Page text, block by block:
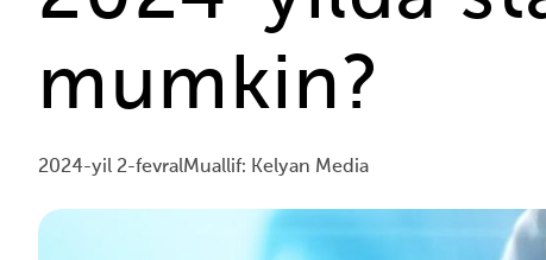
mumkin?
2024-yil 2-fevralMuallif: Kelyan Media